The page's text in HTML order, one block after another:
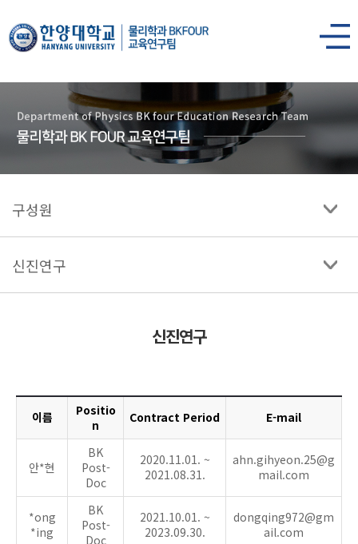
한양대학교
물리학과
구성원
신진연구
신진연구
이름
Positio
n
Contract Period E-mail
안*현
BK
Post-
Doc
2020.11.01. ~
2021.08.31.
ahn.gihyeon.25@g
mail.com
*ong
*ing
BK
Post-
Doc
2021.10.01. ~
2023.09.30.
dongqing972@gm
ail.com